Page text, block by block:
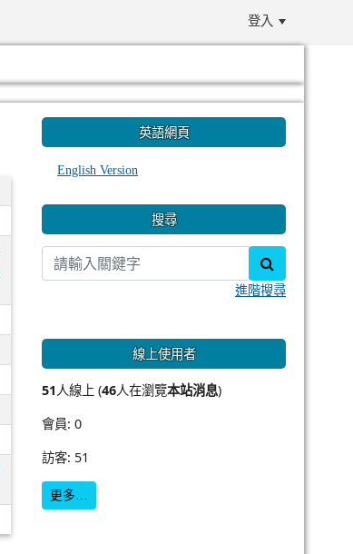
登入
英語網頁
English Version
搜尋
進階搜尋
線上使用者
51人線上 (46人在瀏覽本站消息)
會員: 0
訪客: 51
更多…